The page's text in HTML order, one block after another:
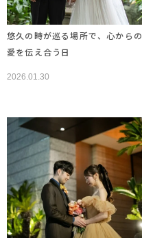
悠久の時が巡る場所で、心からの
愛を伝え合う日
2026.01.30